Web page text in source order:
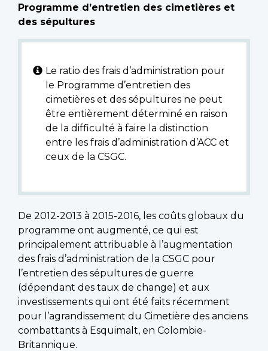
Programme d’entretien des cimetières et
des sépultures
Le ratio des frais d’administration pour
le Programme d’entretien des
cimetières et des sépultures ne peut
être entièrement déterminé en raison
de la difficulté à faire la distinction
entre les frais d’administration d’ACC et
ceux de la CSGC.
De 2012-2013 à 2015-2016, les coûts globaux du
programme ont augmenté, ce qui est
principalement attribuable à l’augmentation
des frais d’administration de la CSGC pour
l’entretien des sépultures de guerre
(dépendant des taux de change) et aux
investissements qui ont été faits récemment
pour l’agrandissement du Cimetière des anciens
combattants à Esquimalt, en Colombie-
Britannique.